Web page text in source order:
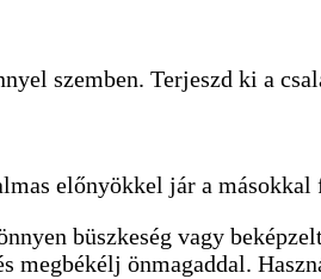
szemben. Terjeszd ki a
előnyökkel jár a
büszkeség vagy
önmagaddal.